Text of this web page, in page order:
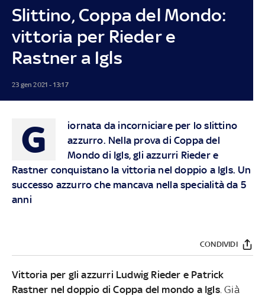
Slittino, Coppa del Mondo:
vittoria per Rieder e
Rastner a Igls
23 gen 2021 - 13:17
G
iornata da incorniciare per lo slittino
azzurro. Nella prova di Coppa del
Mondo di Igls, gli azzurri Rieder e
Rastner conquistano la vittoria nel doppio a Igls. Un
successo azzurro che mancava nella specialità da 5
anni
CONDIVIDI
Vittoria per gli azzurri Ludwig Rieder e Patrick
Rastner nel doppio di Coppa del mondo a Igls. Già